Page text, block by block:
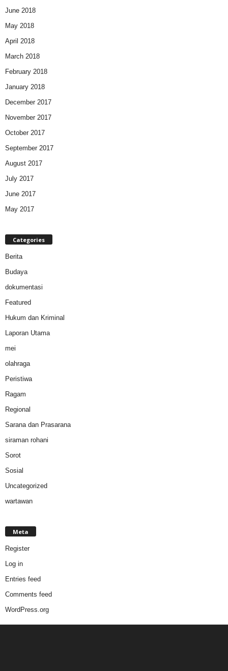
June 2018
May 2018
April 2018
March 2018
February 2018
January 2018
December 2017
November 2017
October 2017
September 2017
August 2017
July 2017
June 2017
May 2017
Categories
Berita
Budaya
dokumentasi
Featured
Hukum dan Kriminal
Laporan Utama
mei
olahraga
Peristiwa
Ragam
Regional
Sarana dan Prasarana
siraman rohani
Sorot
Sosial
Uncategorized
wartawan
Meta
Register
Log in
Entries feed
Comments feed
WordPress.org